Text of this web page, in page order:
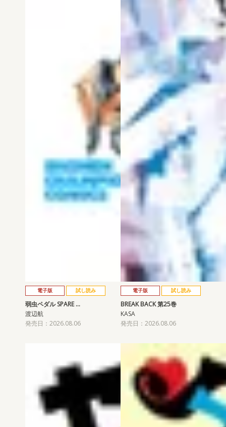
電子版 試し読み
弱虫ペダル SPARE …
渡辺航
発売日：2026.08.06
電子版 試し読み
BREAK BACK 第25巻
KASA
発売日：2026.08.06